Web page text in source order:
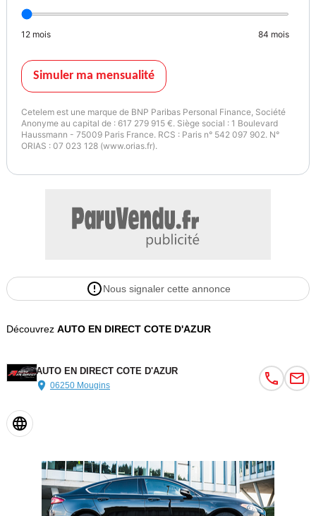
12 mois 84 mois
Simuler ma mensualité
Cetelem est une marque de BNP Paribas Personal Finance, Société
Anonyme au capital de : 617 279 915 €. Siège social : 1 Boulevard
Haussmann - 75009 Paris France. RCS : Paris n° 542 097 902. N°
ORIAS : 07 023 128 (www.orias.fr).
Nous signaler cette annonce
Découvrez AUTO EN DIRECT COTE D'AZUR
AUTO EN DIRECT COTE D'AZUR
06250 Mougins